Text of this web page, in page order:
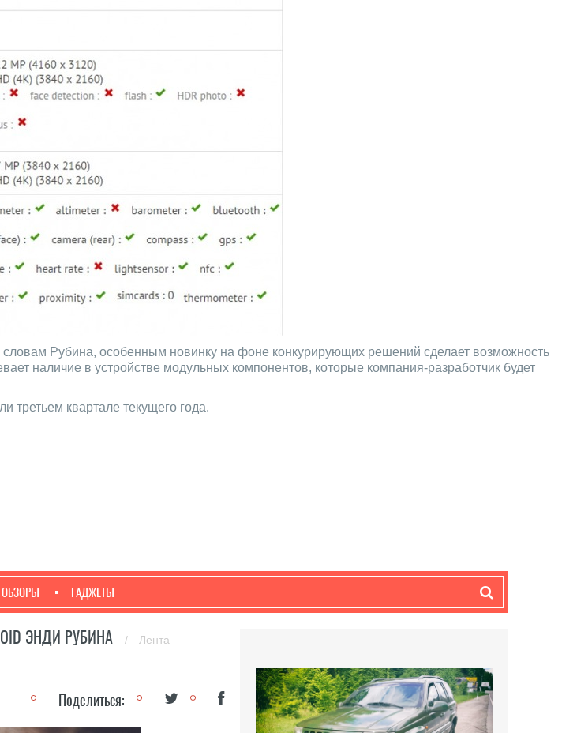
Рубина, особенным новинку на фоне конкурирующих решений сделает возможность
наличие в устройстве модульных компонентов, которые компания-разработчик будет
третьем квартале текущего года.
ОБЗОРЫ ГАДЖЕТЫ
ЭНДИ РУБИНА /
Лента
Поделиться: